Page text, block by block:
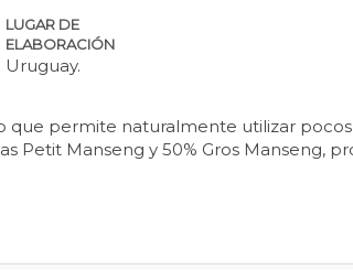
LUGAR DE
ELABORACIÓN
Uruguay.
que permite naturalmente utilizar
Petit Manseng y 50% Gros Manseng,